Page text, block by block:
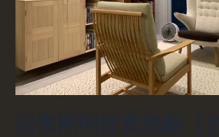
居家照明提案規劃《